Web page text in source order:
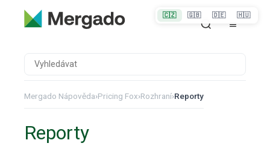
Mergado Nápověda›Pricing Fox›Rozhraní›Reporty
Reporty
🇨🇿 🇬🇧 🇩🇪 🇭🇺